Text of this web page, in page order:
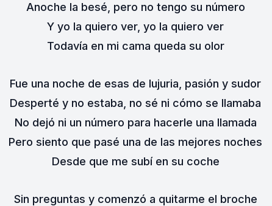
Anoche la besé, pero no tengo su número
Y yo la quiero ver, yo la quiero ver
Todavía en mi cama queda su olor
Fue una noche de esas de lujuria, pasión y sudor
Desperté y no estaba, no sé ni cómo se llamaba
No dejó ni un número para hacerle una llamada
Pero siento que pasé una de las mejores noches
Desde que me subí en su coche
Sin preguntas y comenzó a quitarme el broche